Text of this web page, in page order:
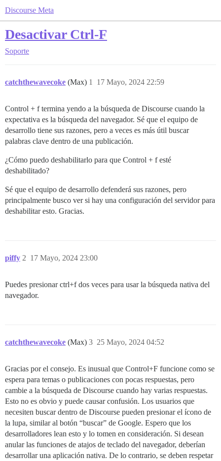
Discourse Meta
Desactivar Ctrl-F
Soporte
catchthewavecoke (Max) 17 Mayo, 2024 22:59
1
Control + f termina yendo a la búsqueda de Discourse cuando la
expectativa es la búsqueda del navegador. Sé que el equipo de
desarrollo tiene sus razones, pero a veces es más útil buscar
palabras clave dentro de una publicación.
¿Cómo puedo deshabilitarlo para que Control + f esté
deshabilitado?
Sé que el equipo de desarrollo defenderá sus razones, pero
principalmente busco ver si hay una configuración del servidor para
deshabilitar esto. Gracias.
piffy 17 Mayo, 2024 23:00
2
Puedes presionar ctrl+f dos veces para usar la búsqueda nativa del
navegador.
catchthewavecoke (Max) 25 Mayo, 2024 04:52
3
Gracias por el consejo. Es inusual que Control+F funcione como se
espera para temas o publicaciones con pocas respuestas, pero
cambie a la búsqueda de Discourse cuando hay varias respuestas.
Esto no es obvio y puede causar confusión. Los usuarios que
necesiten buscar dentro de Discourse pueden presionar el ícono de
la lupa, similar al botón “buscar” de Google. Espero que los
desarrolladores lean esto y lo tomen en consideración. Si desean
anular las funciones de atajos de teclado del navegador, deberían
desarrollar una aplicación nativa. De lo contrario, se deben respetar